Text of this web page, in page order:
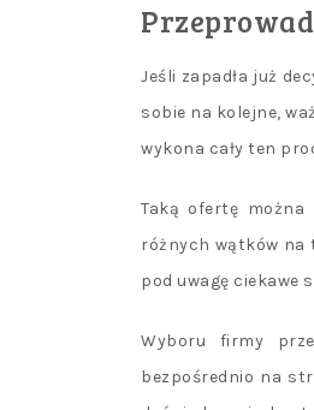
Jeśli zapadła już
sobie na kolejne,
wykona cały ten
Taką ofertę
różnych wątków na
pod uwagę ciekawe
Wyboru firmy
bezpośrednio na